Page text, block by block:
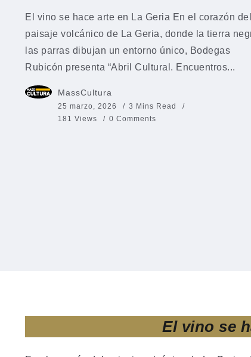
El vino se hace arte en La Geria En el corazón del
paisaje volcánico de La Geria, donde la tierra
las parras dibujan un entorno único, Bodegas
Rubicón presenta “Abril Cultural. Encuentros...
MassCultura
25 marzo, 2026
3 Mins Read
181 Views
0 Comments
El vino se